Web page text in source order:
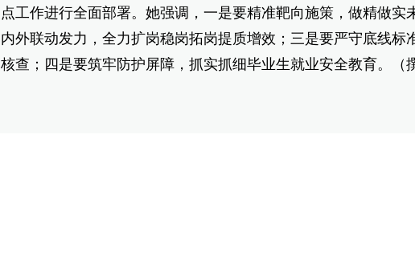
点工作进行全面部署。她强调，一是要精准靶向施策，做精做实
内外联动发力，全力扩岗稳岗拓岗提质增效；三是要严守底线标
核查；四是要筑牢防护屏障，抓实抓细毕业生就业安全教育。（